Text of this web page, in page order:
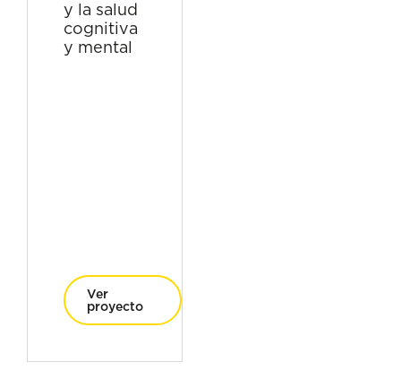
y la salud
cognitiva
y mental
Ver
proyecto